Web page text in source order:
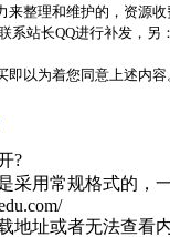
来整理和维护的，资源
系站长QQ进行补发，另
以为着您同意上述内容
?
采用常规格式的，
地址或者无法查看